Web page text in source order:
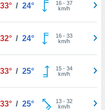
33° / 24° 16- 37
km/h
32° / 24° 16- 33
km/h
33° / 25° 15- 34
km/h
33° / 25° 13- 32
km/h